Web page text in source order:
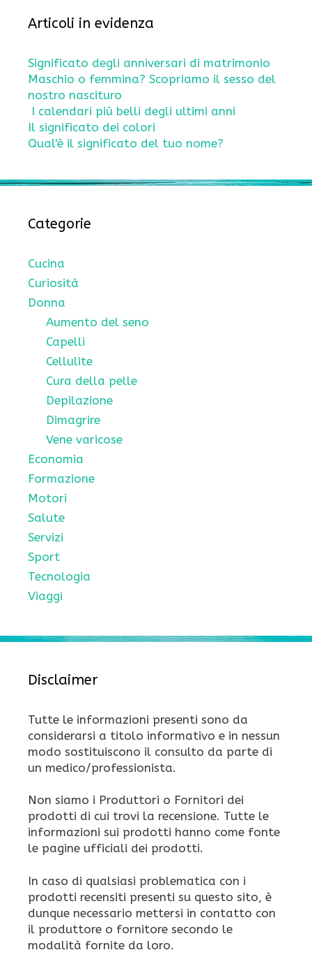
Articoli in evidenza
Significato degli anniversari di matrimonio
Maschio o femmina? Scopriamo il sesso del
nostro nascituro
I calendari più belli degli ultimi anni
Il significato dei colori
Qual'è il significato del tuo nome?
Categorie
Cucina
Curiosità
Donna
Aumento del seno
Capelli
Cellulite
Cura della pelle
Depilazione
Dimagrire
Vene varicose
Economia
Formazione
Motori
Salute
Servizi
Sport
Tecnologia
Viaggi
Disclaimer
Tutte le informazioni presenti sono da
considerarsi a titolo informativo e in nessun
modo sostituiscono il consulto da parte di
un medico/professionista.
Non siamo i Produttori o Fornitori dei
prodotti di cui trovi la recensione. Tutte le
informazioni sui prodotti hanno come fonte
le pagine ufficiali dei prodotti.
In caso di qualsiasi problematica con i
prodotti recensiti presenti su questo sito, è
dunque necessario mettersi in contatto con
il produttore o fornitore secondo le
modalità fornite da loro.